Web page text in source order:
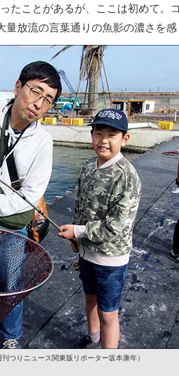
たことがあるが、ここは初めて。
放流の言葉通りの魚影の濃さを感
刊つりニュース関東版リポーター坂本康年）